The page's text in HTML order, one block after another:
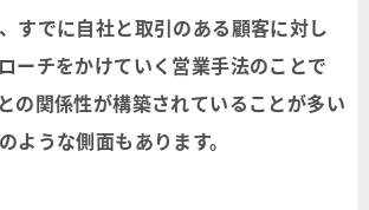
すでに自社と取引のある顧客に対し
ーチをかけていく営業手法のことで
の関係性が構築されていることが多い
ような側面もあります。